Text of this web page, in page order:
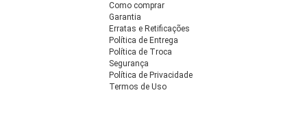
Como comprar
Garantia
Erratas e Retificações
Política de Entrega
Política de Troca
Segurança
Política de Privacidade
Termos de Uso